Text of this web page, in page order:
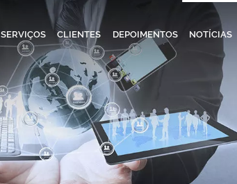
SERVIÇOS CLIENTES DEPOIMENTOS NOTÍCIAS